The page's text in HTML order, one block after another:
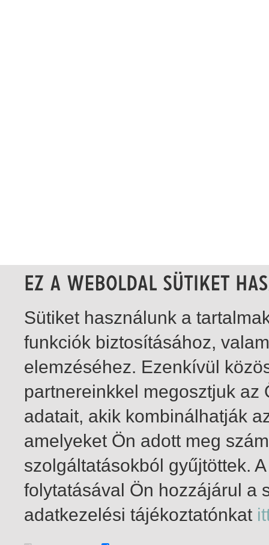
1-4 / összesen 4 találat
Sütiket használunk a
funkciók biztosításához,
elemzéséhez. Ezenkívül
partnereinkkel megosztjuk
adatait, akik kombinálhatják
amelyeket Ön adott meg
szolgáltatásokból gyűjtöttek.
folytatásával Ön hozzájárul a
adatkezelési tájékoztatónkat